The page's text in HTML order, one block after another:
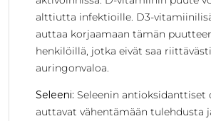
alttiutta infektioille. D3-
auttaa korjaamaan tämän
henkilöillä, jotka eivät saa riittävästi
auringonvaloa.
Seleeni: Seleenin antioksidanttiset
auttavat vähentämään tulehdusta